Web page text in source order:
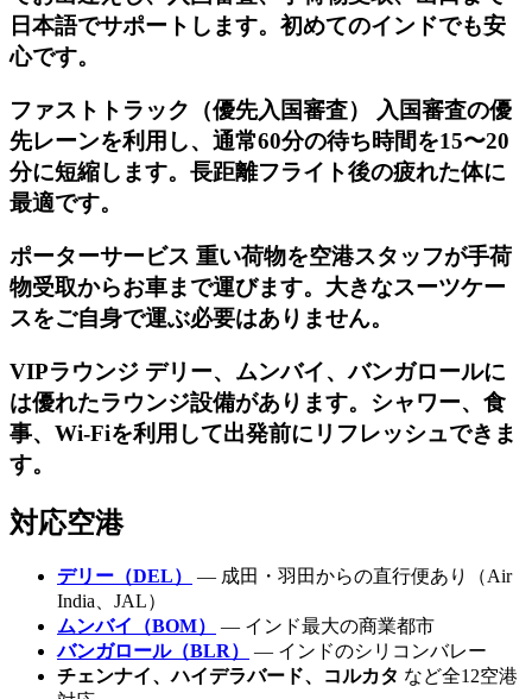
日本語でサポートします。初めてのインドでも安
心です。
ファストトラック（優先入国審査） 入国審査の優
先レーンを利用し、通常60分の待ち時間を15〜20
分に短縮します。長距離フライト後の疲れた体に
最適です。
ポーターサービス 重い荷物を空港スタッフが手荷
物受取からお車まで運びます。大きなスーツケー
スをご自身で運ぶ必要はありません。
VIPラウンジ デリー、ムンバイ、バンガロールに
は優れたラウンジ設備があります。シャワー、食
事、Wi-Fiを利用して出発前にリフレッシュできま
す。
対応空港
デリー（DEL）
— 成田・羽田からの直行便あり（Air
India、JAL）
ムンバイ（BOM）
— インド最大の商業都市
バンガロール（BLR）
— インドのシリコンバレー
チェンナイ、ハイデラバード、コルカタ など全12空港